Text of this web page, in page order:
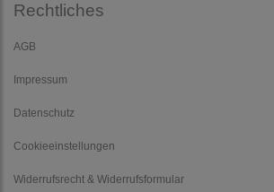
Rechtliches
AGB
Impressum
Datenschutz
Cookieeinstellungen
Widerrufsrecht & Widerrufsformular